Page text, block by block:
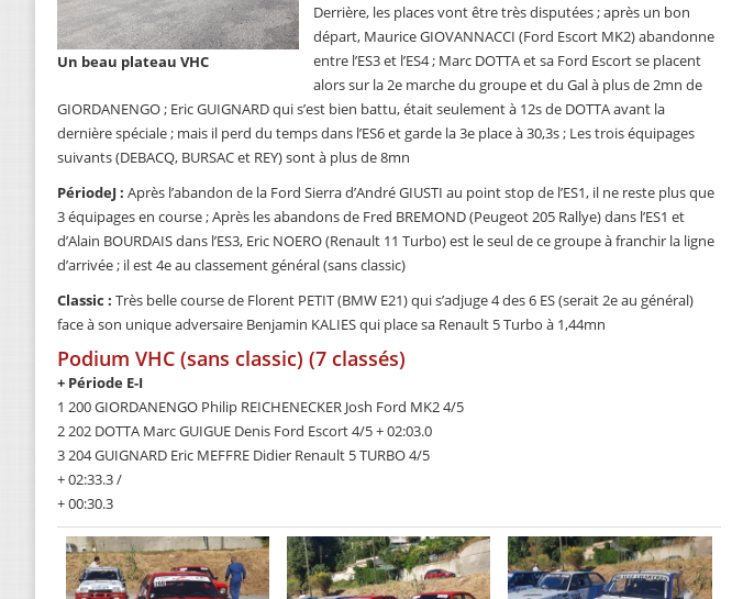
Un beau plateau VHC
Derrière, les places vont être très disputées ; après un bon
départ, Maurice GIOVANNACCI (Ford Escort MK2) abandonne
entre l’ES3 et l’ES4 ; Marc DOTTA et sa Ford Escort se placent
alors sur la 2e marche du groupe et du Gal à plus de 2mn de
GIORDANENGO ; Eric GUIGNARD qui s’est bien battu, était seulement à 12s de DOTTA avant la
dernière spéciale ; mais il perd du temps dans l’ES6 et garde la 3e place à 30,3s ; Les trois équipages
suivants (DEBACQ, BURSAC et REY) sont à plus de 8mn
PériodeJ : Après l’abandon de la Ford Sierra d’André GIUSTI au point stop de l’ES1, il ne reste plus que
3 équipages en course ; Après les abandons de Fred BREMOND (Peugeot 205 Rallye) dans l’ES1 et
d’Alain BOURDAIS dans l’ES3, Eric NOERO (Renault 11 Turbo) est le seul de ce groupe à franchir la ligne
d’arrivée ; il est 4e au classement général (sans classic)
Classic : Très belle course de Florent PETIT (BMW E21) qui s’adjuge 4 des 6 ES (serait 2e au général)
face à son unique adversaire Benjamin KALIES qui place sa Renault 5 Turbo à 1,44mn
Podium VHC (sans classic) (7 classés)
+ Période E-I
1 200 GIORDANENGO Philip REICHENECKER Josh Ford MK2 4/5
2 202 DOTTA Marc GUIGUE Denis Ford Escort 4/5 + 02:03.0
3 204 GUIGNARD Eric MEFFRE Didier Renault 5 TURBO 4/5
+ 02:33.3 /
+ 00:30.3